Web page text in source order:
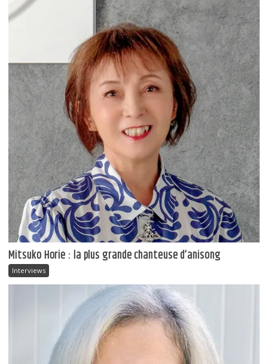
Mitsuko Horie : la plus grande chanteuse d’anisong
Interviews